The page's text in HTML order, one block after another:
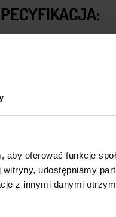
oferować funkcje
udostępniamy
z innymi danymi
Zakres temperatur:-50 do
3